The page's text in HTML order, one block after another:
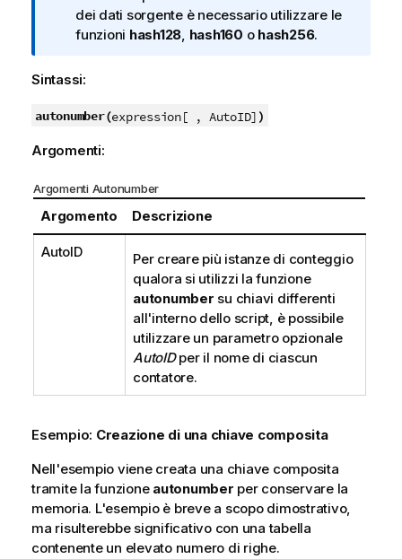
o
r
a
i
a
dei dati sorgente è necessario utilizzare le
funzioni hash128, hash160 o hash256.
Sintassi:
autonumber(expression[ , AutoID] )
Argomenti:
Argomenti Autonumber
Argomento Descrizione
AutoID
Per creare più istanze di conteggio
qualora si utilizzi la funzione
autonumber su chiavi differenti
all'interno dello script, è possibile
utilizzare un parametro opzionale
AutoIDper il nome di ciascun
contatore.
Esempio: Creazione di una chiave composita
Nell'esempio viene creata una chiave composita
tramite la funzione autonumber per conservare la
memoria. L'esempio è breve a scopo dimostrativo,
ma risulterebbe significativo con una tabella
contenente un elevato numero di righe.